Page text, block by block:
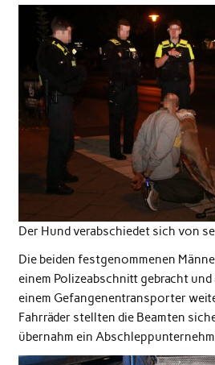
Der Hund verabschiedet sich von
Die beiden festgenommenen
einem Polizeabschnitt gebracht
einem Gefangenentransporter
Fahrräder stellten die Beamten
übernahm ein